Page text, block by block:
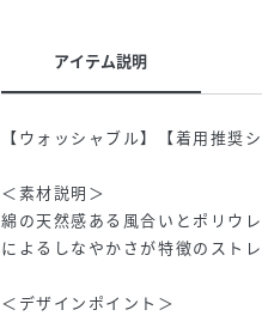
アイテム説明
【ウォッシャブル】【着用推奨
＜素材説明＞
綿の天然感ある風合いとポリウ
によるしなやかさが特徴のスト
＜デザインポイント＞